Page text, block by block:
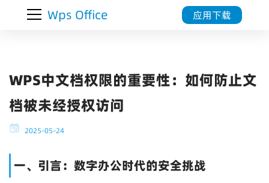
Wps Office 应用下载
WPS中文档权限的重要性：如何防止文
档被未经授权访问
2025-05-24
一、引言：数字办公时代的安全挑战